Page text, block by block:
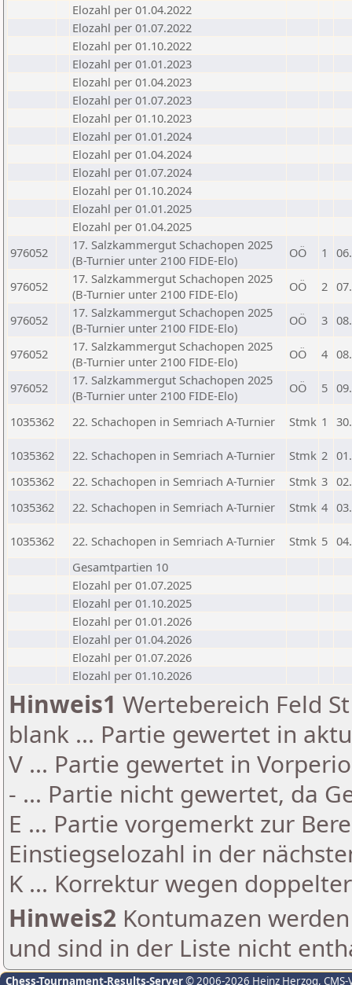
Elozahl per 01.04.2022
Elozahl per 01.07.2022
Elozahl per 01.10.2022
Elozahl per 01.01.2023
Elozahl per 01.04.2023
Elozahl per 01.07.2023
Elozahl per 01.10.2023
Elozahl per 01.01.2024
Elozahl per 01.04.2024
Elozahl per 01.07.2024
Elozahl per 01.10.2024
Elozahl per 01.01.2025
Elozahl per 01.04.2025
976052
17. Salzkammergut Schachopen 2025
(B-Turnier unter 2100 FIDE-Elo)
OÖ 1
976052
17. Salzkammergut Schachopen 2025
(B-Turnier unter 2100 FIDE-Elo)
OÖ 2
976052
17. Salzkammergut Schachopen 2025
(B-Turnier unter 2100 FIDE-Elo)
OÖ 3
976052
17. Salzkammergut Schachopen 2025
(B-Turnier unter 2100 FIDE-Elo)
OÖ 4
976052
17. Salzkammergut Schachopen 2025
(B-Turnier unter 2100 FIDE-Elo)
OÖ 5
1035362 22. Schachopen in Semriach A-Turnier Stmk 1
1035362 22. Schachopen in Semriach A-Turnier Stmk 2
1035362
22. Schachopen in Semriach A-Turnier Stmk 3
1035362
22. Schachopen in Semriach A-Turnier Stmk 4
1035362 22. Schachopen in Semriach A-Turnier Stmk 5
Gesamtpartien 10
Elozahl per 01.07.2025
Elozahl per 01.10.2025
Elozahl per 01.01.2026
Elozahl per 01.04.2026
Elozahl per 01.07.2026
Elozahl per 01.10.2026
Hinweis1 Wertebereich Feld
blank ... Partie gewertet in
V ... Partie gewertet in
- ... Partie nicht gewertet, da
E ... Partie vorgemerkt zur
Einstiegselozahl in der
K ... Korrektur wegen
Hinweis2 Kontumazen
und sind in der Liste nicht
Chess-Tournament-Results-Server© 2006-2026 Heinz Herzog,